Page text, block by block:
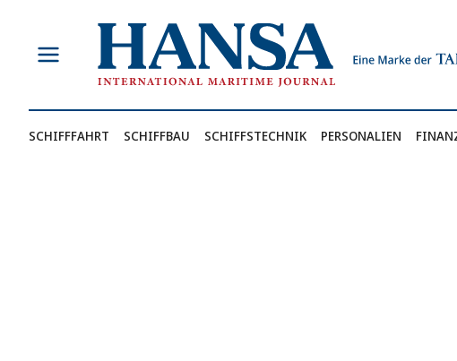
springen
SCHIFFFAHRT SCHIFFBAU SCHIFFSTECHNIK PERSONALIEN